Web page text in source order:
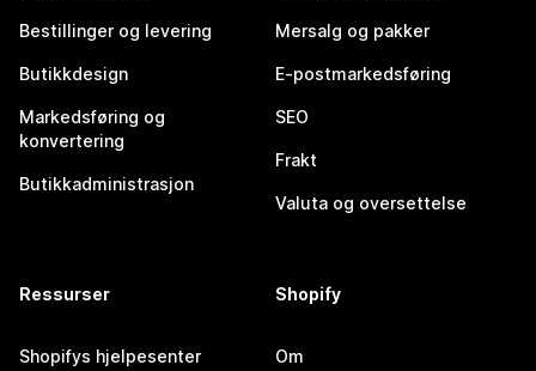
Bestillinger og levering
Butikkdesign
Markedsføring og
konvertering
Butikkadministrasjon
Mersalg og pakker
E-postmarkedsføring
SEO
Frakt
Valuta og oversettelse
Ressurser
Shopifys hjelpesenter
Shopify
Om